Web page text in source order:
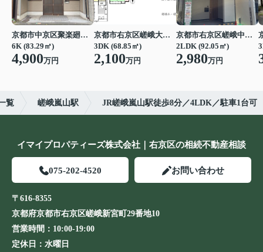
京都市中京区聚楽廻松下町
6K (83.29㎡)
4,900万円
京都市右京区嵯峨大覚寺門前堂ノ前町
3DK (68.85㎡)
2,100万円
京都市右京区嵯峨中又町
2LDK (92.05㎡)
2,980万円
覧 嵯峨嵐山駅 JR嵯峨嵐山駅徒歩8分／4LDK／駐車1台可
イマイプロパティーズ株式会社｜右京区の相続不動産相談
075-202-4520 お問い合わせ
〒616-8355
京都府京都市右京区嵯峨新宮町29番地10
営業時間： 10:00-19:00
定休日： 水曜日